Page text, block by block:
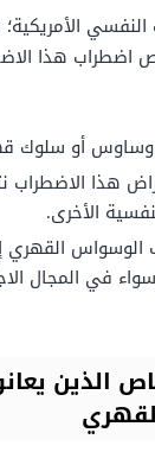
اضطراب هذا
وساوس أو سلوك
هذا الاضطراب
الأخرى.
القهري
في المجال
الذين